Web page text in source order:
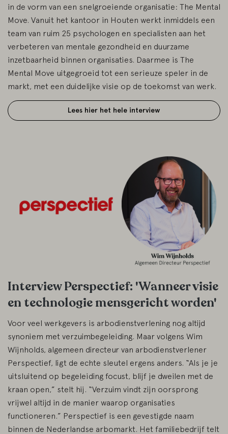
in de vorm van een snelgroeiende organisatie: The Mental
Move. Vanuit het kantoor in Houten werkt inmiddels een
team van ruim 25 psychologen en specialisten aan het
verbeteren van mentale gezondheid en duurzame
inzetbaarheid binnen organisaties. Daarmee is The
Mental Move uitgegroeid tot een serieuze speler in de
markt, met een duidelijke visie op de toekomst van werk.
Lees hier het hele interview
Interview Perspectief: 'Wanneer visie
en technologie mensgericht worden'
Voor veel werkgevers is arbodienstverlening nog altijd
synoniem met verzuimbegeleiding. Maar volgens Wim
Wijnholds, algemeen directeur van arbodienstverlener
Perspectief, ligt de echte sleutel ergens anders. “Als je je
uitsluitend op begeleiding focust, blijf je dweilen met de
kraan open,” stelt hij. “Verzuim vindt zijn oorsprong
vrijwel altijd in de manier waarop organisaties
functioneren.” Perspectief is een gevestigde naam
binnen de Nederlandse arbomarkt. Het familiebedrijf telt